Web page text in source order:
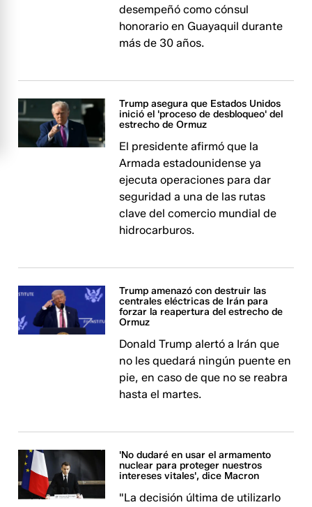
desempeñó como cónsul
honorario en Guayaquil durante
más de 30 años.
Trump asegura que Estados Unidos
inició el 'proceso de desbloqueo' del
estrecho de Ormuz
El presidente afirmó que la
Armada estadounidense ya
ejecuta operaciones para dar
seguridad a una de las rutas
clave del comercio mundial de
hidrocarburos.
Trump amenazó con destruir las
centrales eléctricas de Irán para
forzar la reapertura del estrecho de
Ormuz
Donald Trump alertó a Irán que
no les quedará ningún puente en
pie, en caso de que no se reabra
hasta el martes.
'No dudaré en usar el armamento
nuclear para proteger nuestros
intereses vitales', dice Macron
"La decisión última de utilizarlo